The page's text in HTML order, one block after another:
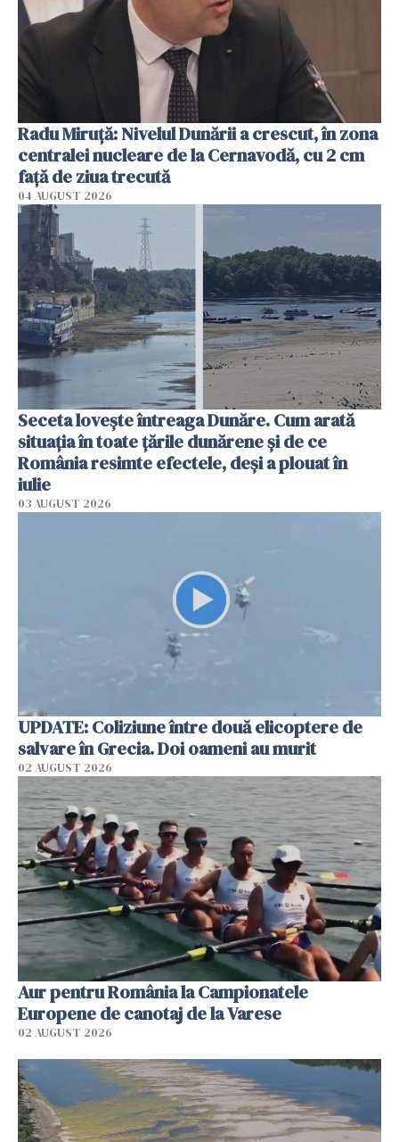
Radu Miruţă: Nivelul Dunării a crescut, în zona
centralei nucleare de la Cernavodă, cu 2 cm
faţă de ziua trecută
04 AUGUST 2026
Seceta lovește întreaga Dunăre. Cum arată
situația în toate țările dunărene și de ce
România resimte efectele, deși a plouat în
iulie
03 AUGUST 2026
UPDATE: Coliziune între două elicoptere de
salvare în Grecia. Doi oameni au murit
02 AUGUST 2026
Aur pentru România la Campionatele
Europene de canotaj de la Varese
02 AUGUST 2026